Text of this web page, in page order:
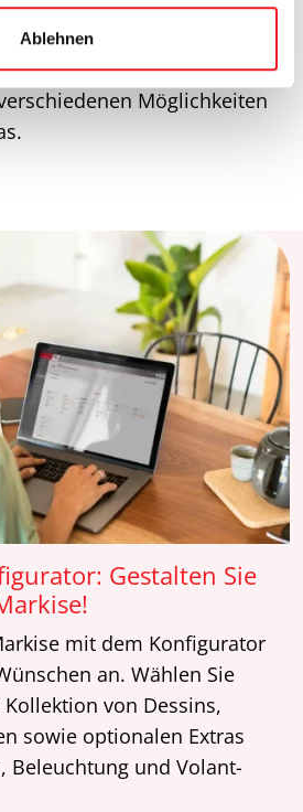
Ablehnen
wenn Sie es sich gemütlich
entspannt mit Verwandten
Wir informieren
Möglichkeiten
Gestalten Sie
mit dem Konfigurator
an. Wählen Sie
von Dessins,
sowie optionalen Extras
Beleuchtung und Volant-